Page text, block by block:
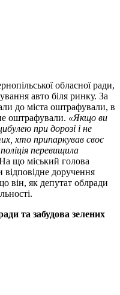
обласної ради,
авто біля ринку. За
до міста оштрафували, в
оштрафували. «Якщо ви
при дорозі і не
хто припаркував своє
перевищила
що міський голова
доручення
він, як депутат облради
та забудова зелених